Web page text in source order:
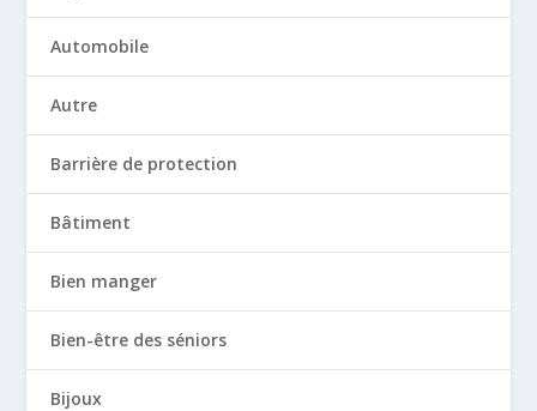
Automobile
Autre
Barrière de protection
Bâtiment
Bien manger
Bien-être des séniors
Bijoux